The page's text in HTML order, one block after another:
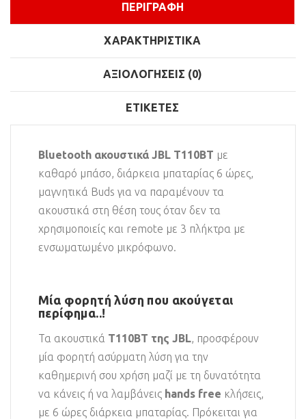
ΠΕΡΙΓΡΑΦΉ
ΧΑΡΑΚΤΗΡΙΣΤΙΚΆ
ΑΞΙΟΛΟΓΉΣΕΙΣ (0)
ΕΤΙΚΈΤΕΣ
Bluetooth ακουστικά JBL T110BT με
καθαρό μπάσο, διάρκεια μπαταρίας 6 ώρες,
μαγνητικά Buds για να παραμένουν τα
ακουστικά στη θέση τους όταν δεν τα
χρησιμοποιείς και remote με 3 πλήκτρα με
ενσωματωμένο μικρόφωνο.
Μία φορητή λύση που ακούγεται
περίφημα..!
Τα ακουστικά T110BT της JBL, προσφέρουν
μία φορητή ασύρματη λύση για την
καθημερινή σου χρήση μαζί με τη δυνατότητα
να κάνεις ή να λαμβάνεις hands free κλήσεις,
με 6 ώρες διάρκεια μπαταρίας. Πρόκειται για